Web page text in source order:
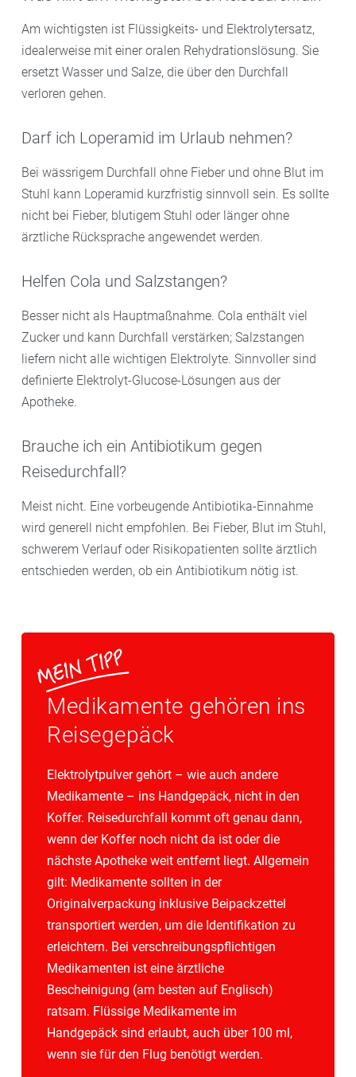
Am wichtigsten ist Flüssigkeits- und Elektrolytersatz,
idealerweise mit einer oralen Rehydrationslösung. Sie
ersetzt Wasser und Salze, die über den Durchfall
verloren gehen.
Darf ich Loperamid im Urlaub nehmen?
Bei wässrigem Durchfall ohne Fieber und ohne Blut im
Stuhl kann Loperamid kurzfristig sinnvoll sein. Es sollte
nicht bei Fieber, blutigem Stuhl oder länger ohne
ärztliche Rücksprache angewendet werden.
Helfen Cola und Salzstangen?
Besser nicht als Hauptmaßnahme. Cola enthält viel
Zucker und kann Durchfall verstärken; Salzstangen
liefern nicht alle wichtigen Elektrolyte. Sinnvoller sind
definierte Elektrolyt-Glucose-Lösungen aus der
Apotheke.
Brauche ich ein Antibiotikum gegen
Reisedurchfall?
Meist nicht. Eine vorbeugende Antibiotika-Einnahme
wird generell nicht empfohlen. Bei Fieber, Blut im Stuhl,
schwerem Verlauf oder Risikopatienten sollte ärztlich
entschieden werden, ob ein Antibiotikum nötig ist.
Medikamente gehören ins
Reisegepäck
Elektrolytpulver gehört – wie auch andere
Medikamente – ins Handgepäck, nicht in den
Koffer. Reisedurchfall kommt oft genau dann,
wenn der Koffer noch nicht da ist oder die
nächste Apotheke weit entfernt liegt. Allgemein
gilt: Medikamente sollten in der
Originalverpackung inklusive Beipackzettel
transportiert werden, um die Identifikation zu
erleichtern. Bei verschreibungspflichtigen
Medikamenten ist eine ärztliche
Bescheinigung (am besten auf Englisch)
ratsam. Flüssige Medikamente im
Handgepäck sind erlaubt, auch über 100 ml,
wenn sie für den Flug benötigt werden.